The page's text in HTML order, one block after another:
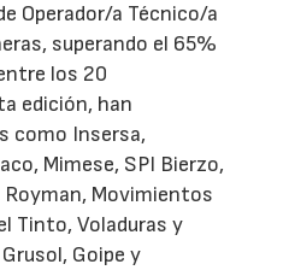
Operador/a Técnico/a
superando el 65%
los 20
edición, han
como Insersa,
Mimese, SPI Bierzo,
Royman, Movimientos
Tinto, Voladuras y
Goipe y